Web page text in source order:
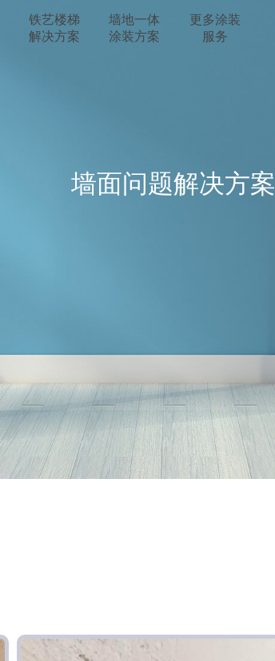
铁艺楼梯
解决方案
墙地一体
涂装方案
更多涂装
服务
墙面问题解决方案